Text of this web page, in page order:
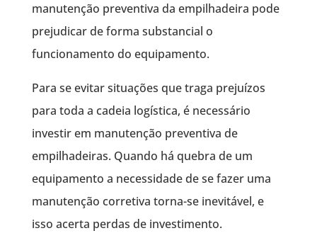
manutenção preventiva da empilhadeira pode
prejudicar de forma substancial o
funcionamento do equipamento.
Para se evitar situações que traga prejuízos
para toda a cadeia logística, é necessário
investir em manutenção preventiva de
empilhadeiras. Quando há quebra de um
equipamento a necessidade de se fazer uma
manutenção corretiva torna-se inevitável, e
isso acerta perdas de investimento.